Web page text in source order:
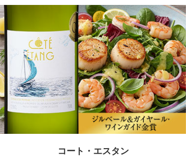
コート・エスタン